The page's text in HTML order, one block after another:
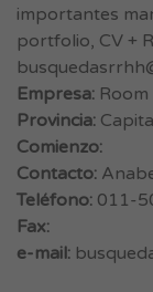
importantes
portfolio, CV +
Empresa: Room
Provincia:
Comienzo:
Contacto:
Teléfono: 011-
Fax:
e-mail: